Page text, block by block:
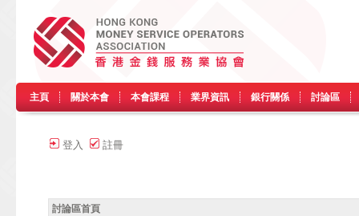
主頁 關於本會 本會課程 業界資訊 銀行關係 討論區
登入 註冊
討論區首頁